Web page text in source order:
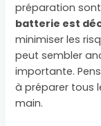
préparation
batterie est
minimiser les
peut sembler
importante.
à préparer tous
main.